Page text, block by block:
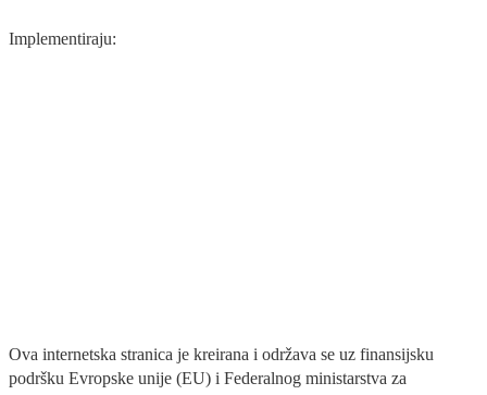
Implementiraju:
Ova internetska stranica je kreirana i održava se uz finansijsku
podršku Evropske unije (EU) i Federalnog ministarstva za